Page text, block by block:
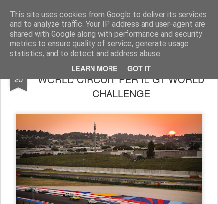
This site uses cookies from Google to deliver its services
and to analyze traffic. Your IP address and user-agent are
shared with Google along with performance and security
metrics to ensure quality of service, generate usage
statistics, and to detect and address abuse.
LEARN MORE GOT IT
AutoMotoCorse. Motorsport Random News 280912
20
OLTRE 26.000 TIFOSI AL MISANO
WORLD CIRCUIT PER IL GT WORLD
CHALLENGE